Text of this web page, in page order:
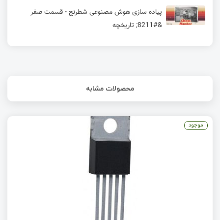
پیاده سازی هوش مصنوعی شطرنج - قسمت صفر
&#8211; تاریخچه
محصولات مشابه
موجود